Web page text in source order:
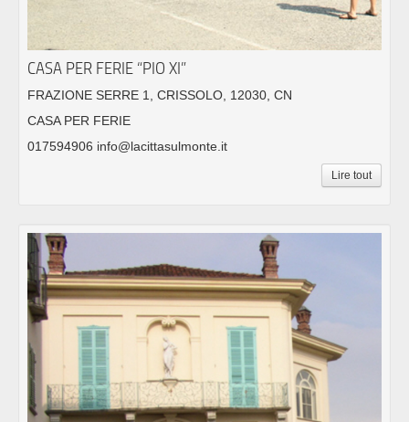
CASA PER FERIE “PIO XI”
FRAZIONE SERRE 1, CRISSOLO, 12030, CN
CASA PER FERIE
017594906 info@lacittasulmonte.it
Lire tout